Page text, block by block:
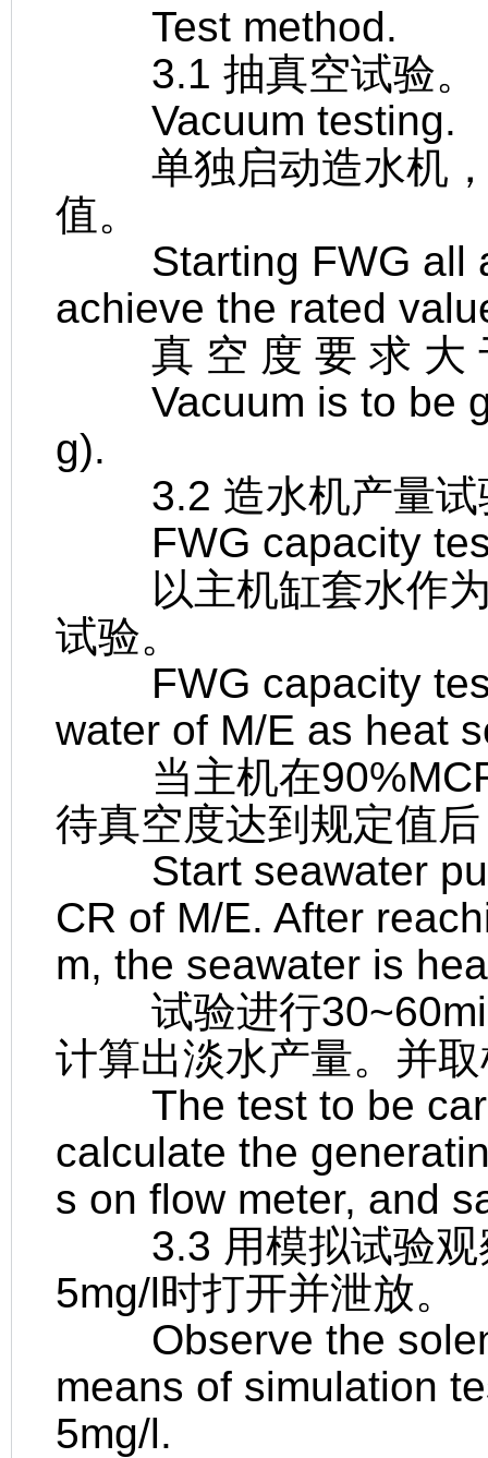
Test method.
3.1 抽真空试验。
Vacuum testing.
单独启动造水机，
值。
Starting FWG all
achieve the rated
真 空 度 要 求 大
Vacuum is to be
g).
3.2 造水机产量试
FWG capacity
以主机缸套水作为
试验。
FWG capacity test
water of M/E as heat
当主机在90%MCR
待真空度达到规定值
Start seawater
CR of M/E. After
m, the seawater is
试验进行30~60min
计算出淡水产量。并
The test to be
calculate the
s on flow meter, and
3.3 用模拟试验观
5mg/l时打开并泄放。
Observe the
means of simulation
5mg/l.